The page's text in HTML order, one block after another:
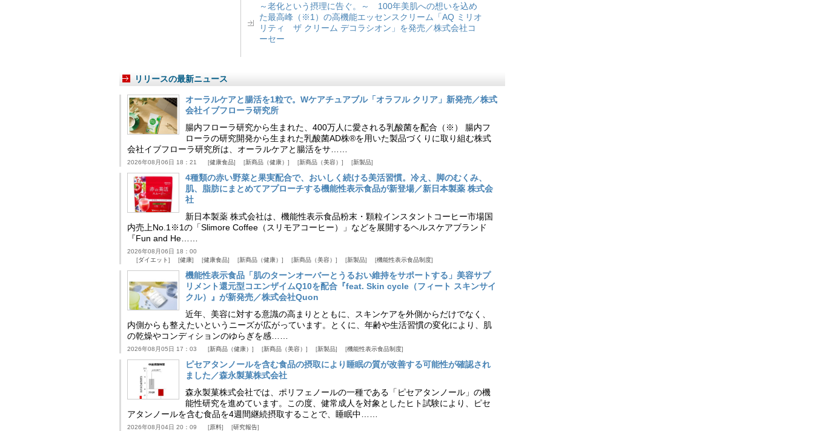
～老化という摂理に告ぐ。～ 100年美肌への想いを込め
た最高峰（※1）の高機能エッセンスクリーム「AQ ミリオ
リティ ザ クリーム デコラシオン」を発売／株式会社コ
ーセー
リリースの最新ニュース
オーラルケアと腸活を1粒で。Wケアチュアブル「オラフル クリア」新発売／株式
会社イブフローラ研究所
腸内フローラ研究から生まれた、400万人に愛される乳酸菌を配合（※） 腸内フ
ローラの研究開発から生まれた乳酸菌AD株®を用いた製品づくりに取り組む株式
会社イブフローラ研究所は、オーラルケアと腸活をサ……
2026年08月06日 18：21 健康食品 新商品（健康） 新商品（美容） 新製品
4種類の赤い野菜と果実配合で、おいしく続ける美活習慣。冷え、脚のむくみ、
肌、脂肪にまとめてアプローチする機能性表示食品が新登場／新日本製薬 株式会
社
新日本製薬 株式会社は、機能性表示食品粉末・顆粒インスタントコーヒー市場国
内売上No.1※1の「Slimore Coffee（スリモアコーヒー）」などを展開するヘルスケアブランド
『Fun and He……
2026年08月06日 18：00
ダイエット
健康 健康食品 新商品（健康） 新商品（美容） 新製品 機能性表示食品制度
機能性表示食品「肌のターンオーバーとうるおい維持をサポートする」美容サプ
リメント還元型コエンザイムQ10を配合『feat. Skin cycle（フィート スキンサイ
クル）』が新発売／株式会社Quon
近年、美容に対する意識の高まりとともに、スキンケアを外側からだけでなく、
内側からも整えたいというニーズが広がっています。とくに、年齢や生活習慣の変化により、肌
の乾燥やコンディションのゆらぎを感……
2026年08月05日 17：03 新商品（健康） 新商品（美容） 新製品 機能性表示食品制度
ピセアタンノールを含む食品の摂取により睡眠の質が改善する可能性が確認され
ました／森永製菓株式会社
森永製菓株式会社では、ポリフェノールの一種である「ピセアタンノール」の機
能性研究を進めています。この度、健常成人を対象としたヒト試験により、ピセ
アタンノールを含む食品を4週間継続摂取することで、睡眠中……
2026年08月04日 20：09 原料 研究報告